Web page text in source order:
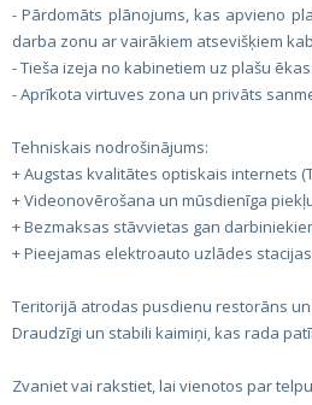
- Pārdomāts plānojums, kas apvieno
darba zonu ar vairākiem atsevišķiem
- Tieša izeja no kabinetiem uz plašu
- Aprīkota virtuves zona un privāts
Tehniskais nodrošinājums:
+ Augstas kvalitātes optiskais internets
+ Videonovērošana un mūsdienīga
+ Bezmaksas stāvvietas gan
+ Pieejamas elektroauto uzlādes
Teritorijā atrodas pusdienu restorāns
Draudzīgi un stabili kaimiņi, kas rada
Zvaniet vai rakstiet, lai vienotos par